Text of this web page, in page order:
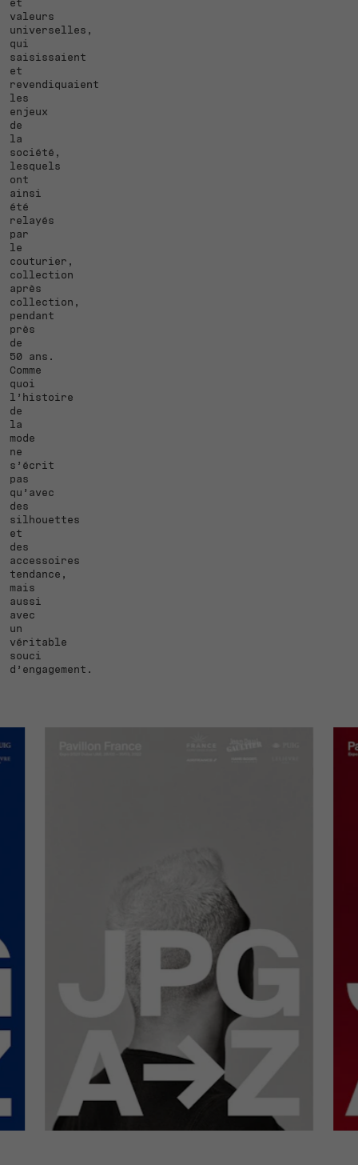
et
valeurs
universelles,
qui
saisissaient
et
revendiquaient
les
enjeux
de
la
société,
lesquels
ont
ainsi
été
relayés
par
le
couturier,
collection
après
collection,
pendant
près
de
50 ans.
Comme
quoi
l’histoire
de
la
mode
ne
s’écrit
pas
qu’avec
des
silhouettes
et
des
accessoires
tendance,
mais
aussi
avec
un
véritable
souci
d’engagement.